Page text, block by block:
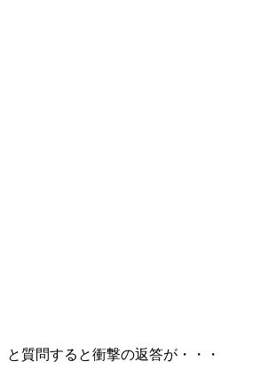
と質問すると衝撃の返答が・・・